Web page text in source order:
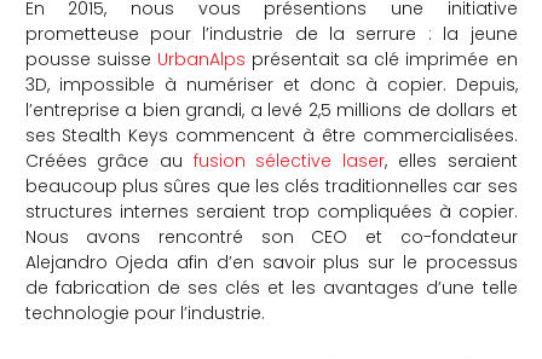
En 2015, nous vous présentions une initiative
prometteuse pour l’industrie de la serrure : la jeune
pousse suisse UrbanAlps présentait sa clé imprimée en
3D, impossible à numériser et donc à copier. Depuis,
l’entreprise a bien grandi, a levé 2,5 millions de dollars et
ses Stealth Keys commencent à être commercialisées.
Créées grâce au fusion sélective laser, elles seraient
beaucoup plus sûres que les clés traditionnelles car ses
structures internes seraient trop compliquées à copier.
Nous avons rencontré son CEO et co-fondateur
Alejandro Ojeda afin d’en savoir plus sur le processus
de fabrication de ses clés et les avantages d’une telle
technologie pour l’industrie.